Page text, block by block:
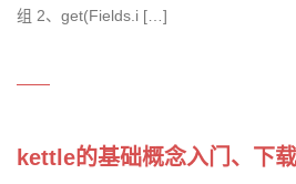
组 2、get(Fields.i […]
kettle的基础概念入门、下